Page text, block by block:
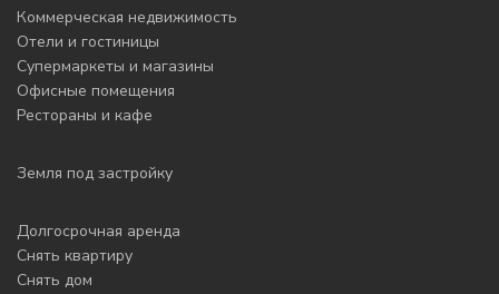
Коммерческая недвижимость
Отели и гостиницы
Супермаркеты и магазины
Офисные помещения
Рестораны и кафе
Земля под застройку
Долгосрочная аренда
Снять квартиру
Снять дом